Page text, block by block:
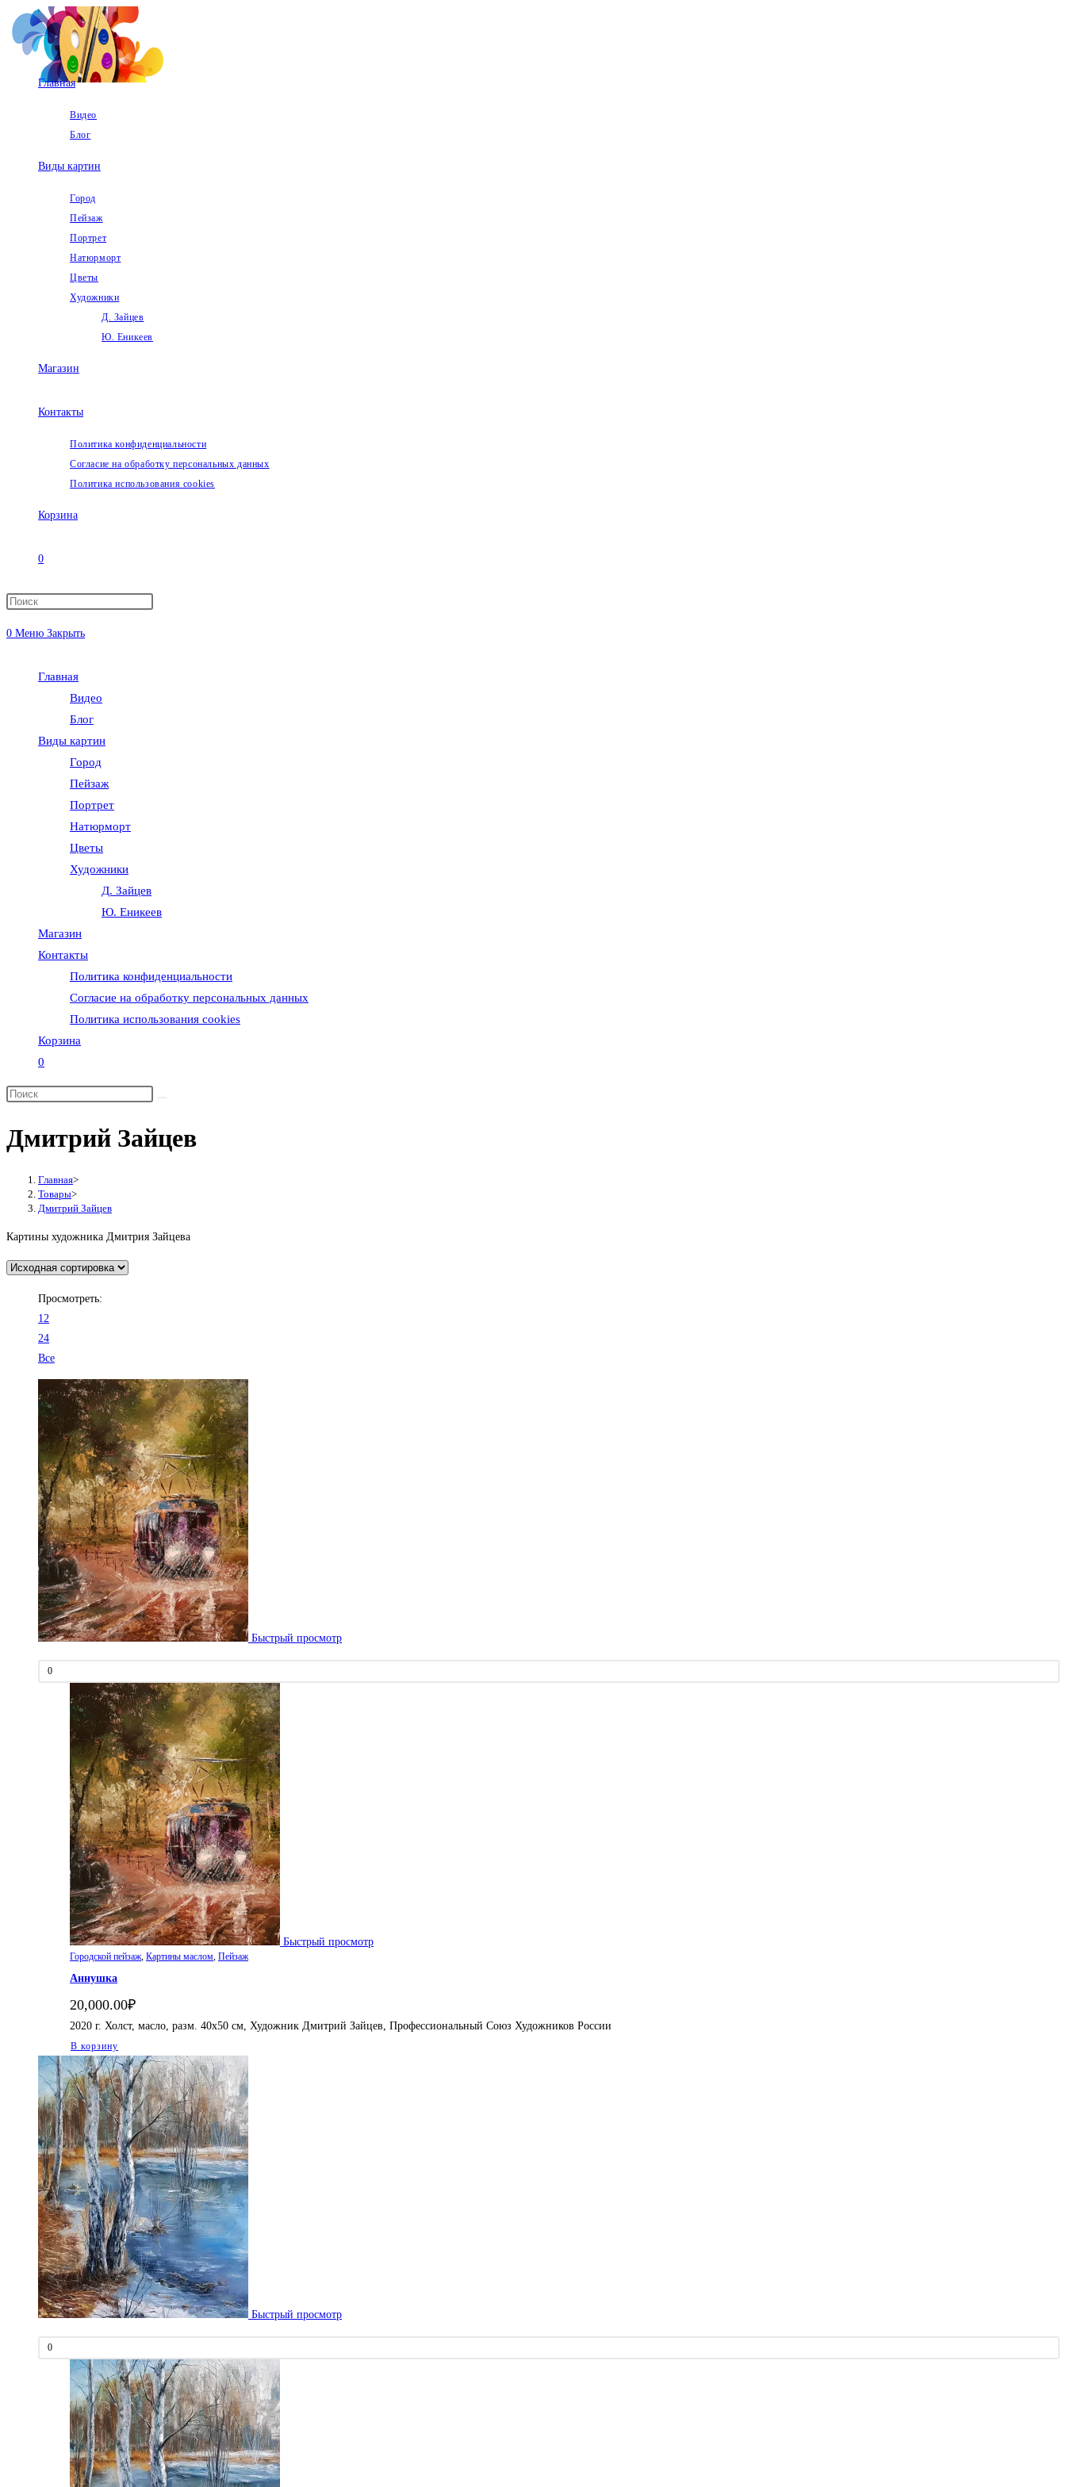
Перейти
содержимому
Главная
Видео
Блог
Виды картин
Город
Пейзаж
Портрет
Натюрморт
Цветы
Художники
Д. Зайцев
Ю. Еникеев
Магазин
Контакты
Политика конфиденциальности
Согласие на обработку персональных данных
Политика использования cookies
Корзина
0
Переключить
0 Меню Закрыть
Главная
Видео
Блог
Виды картин
Город
Пейзаж
Портрет
Натюрморт
Цветы
Художники
Д. Зайцев
Ю. Еникеев
Магазин
Контакты
Политика конфиденциальности
Согласие на обработку персональных данных
Политика использования cookies
Корзина
0
поиск
веб-
Дмитрий Зайцев
Главная>
Товары>
Дмитрий Зайцев
Картины художника Дмитрия Зайцева
Просмотреть:
12
24
Все
Быстрый просмотр
0
Быстрый просмотр
Городской пейзаж, Картины маслом, Пейзаж
Аннушка
20,000.00₽
2020 г. Холст, масло, разм. 40х50 см, Художник Дмитрий Зайцев, Профессиональный Союз Художников России
В корзину
Быстрый просмотр
0